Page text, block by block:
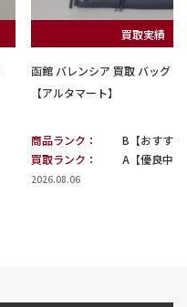
買取実績
函館 バレンシア 買取 バッグ｜
【アルタマート】
商品ランク：
B【おすすめ
買取ランク：
A【優良中古
2026.08.06